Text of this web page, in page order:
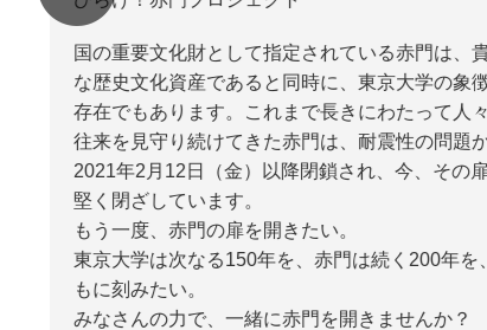
国の重要文化財として指定されている赤門は、貴重
な歴史文化資産であると同時に、東京大学の象徴的
存在でもあります。これまで長きにわたって人々の
往来を見守り続けてきた赤門は、耐震性の問題から
2021年2月12日（金）以降閉鎖され、今、その扉を
堅く閉ざしています。
もう一度、赤門の扉を開きたい。
東京大学は次なる150年を、赤門は続く200年を、と
もに刻みたい。
みなさんの力で、一緒に赤門を開きませんか？